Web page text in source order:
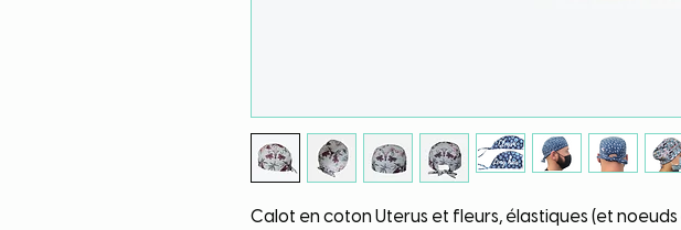
Calot en coton Uterus et fleurs, élastiques (et